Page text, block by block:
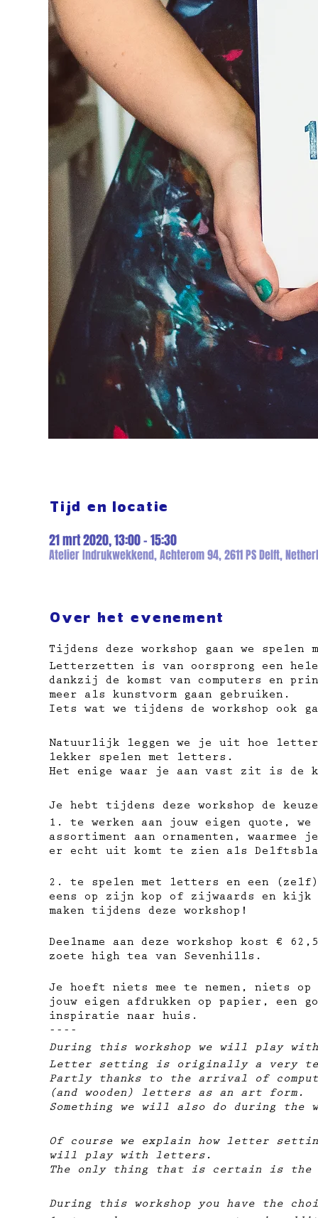
Tijd en locatie
21 mrt 2020, 13:00 – 15:30
Atelier Indrukwekkend, Achterom 94, 2611 PS Delft,
Over het evenement
Tijdens deze workshop gaan we
Letterzetten is van oorsprong een
dankzij de komst van computers en
meer als kunstvorm gaan gebruiken.
Iets wat we tijdens de workshop ook
Natuurlijk leggen we je uit hoe
lekker spelen met letters.
Het enige waar je aan vast zit is de
Je hebt tijdens deze workshop de
1. te werken aan jouw eigen quote,
assortiment aan ornamenten, waarmee
er echt uit komt te zien als
2. te spelen met letters en een
eens op zijn kop of zijwaards en
maken tijdens deze workshop!
Deelname aan deze workshop kost €
zoete high tea van Sevenhills.
Je hoeft niets mee te nemen, niets
jouw eigen afdrukken op papier, ​een
inspiratie naar huis.
----
During this workshop we will play
Letter setting is originally a very
Partly thanks to the arrival of
(and wooden) letters as an art form.
Something we will also do during the
Of course we explain how letter
will play with letters.
The only thing that is certain is
During this workshop you have the